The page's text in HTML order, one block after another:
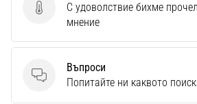
Изпратете отзив за продукта
С удоволствие бихме
мнение
Въпроси
Въпроси
Попитайте ни каквото